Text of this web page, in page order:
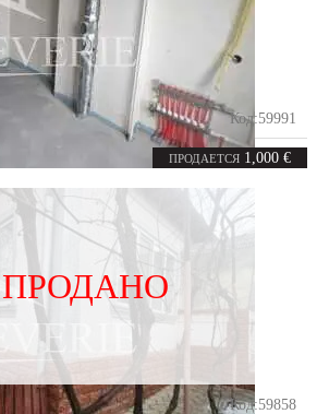
ПРОДАЕТСЯ 1,000 €
Код:59991
m²
ПРОДАНО
Код:59858